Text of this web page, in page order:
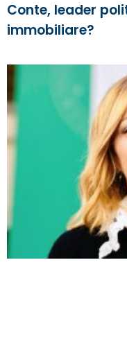
Conte, leader
immobiliare?